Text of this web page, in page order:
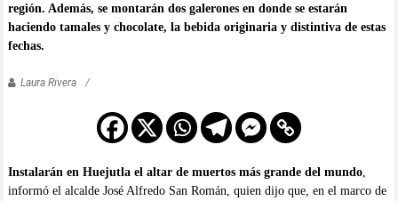
región. Además, se montarán dos galerones en donde se estarán
haciendo tamales y chocolate, la bebida originaria y distintiva de estas
fechas.
Laura Rivera
Instalarán en Huejutla el altar de muertos más grande del mundo,
informó el alcalde José Alfredo San Román, quien dijo que, en el marco de